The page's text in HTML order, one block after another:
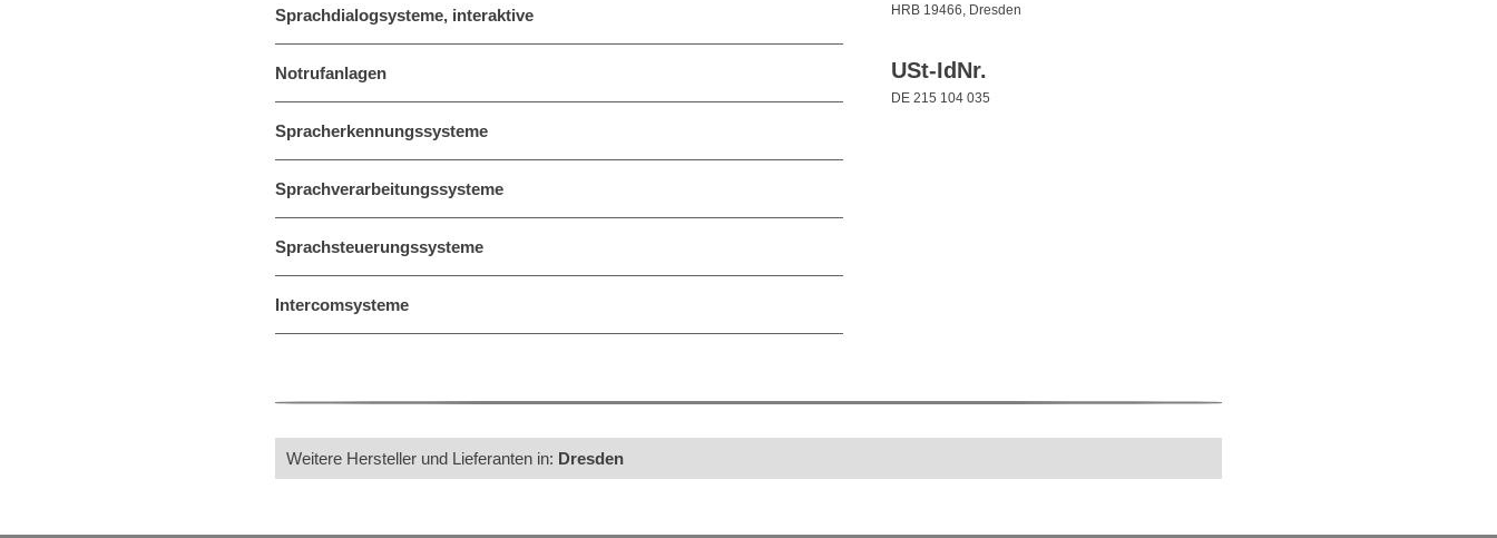
Sprachdialogsysteme, interaktive
Notrufanlagen
Spracherkennungssysteme
Sprachverarbeitungssysteme
Sprachsteuerungssysteme
Intercomsysteme
HRB 19466, Dresden
USt-IdNr.
DE 215 104 035
Weitere Hersteller und Lieferanten in: Dresden